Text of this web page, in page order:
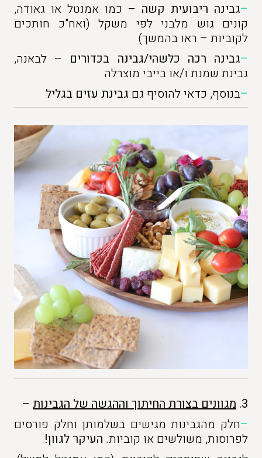
–גבינה ריבועית קשה – כמו אמנטל או גאודה,
קונים גוש מלבני לפי משקל (ואח"כ חותכים
לקוביות – ראו בהמשך)
–גבינה רכה כלשהי/גבינה בכדורים – לבאנה,
גבינת שמנת ו/או בייבי מוצרלה
–בנוסף, כדאי להוסיף גם גבינת עזים בגליל
3. מגוונים בצורת החיתוך וההגשה של הגבינות –
–חלק מהגבינות מגישים בשלמותן וחלק פורסים
לפרוסות, משולשים או קוביות. העיקר לגוון!